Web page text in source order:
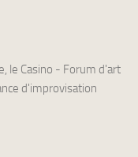
le Casino - Forum d'art
d'improvisation